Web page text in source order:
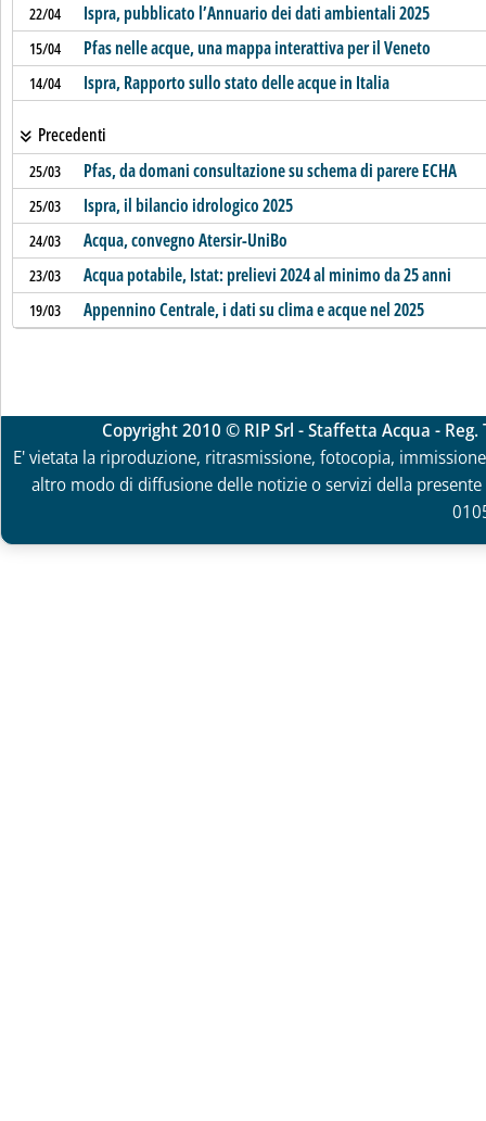
22/04 Ispra, pubblicato l’Annuario dei dati ambientali 2025
15/04 Pfas nelle acque, una mappa interattiva per il Veneto
14/04 Ispra, Rapporto sullo stato delle acque in Italia
Precedenti
25/03 Pfas, da domani consultazione su schema di parere ECHA
25/03 Ispra, il bilancio idrologico 2025
24/03 Acqua, convegno Atersir-UniBo
23/03 Acqua potabile, Istat: prelievi 2024 al minimo da 25 anni
19/03 Appennino Centrale, i dati su clima e acque nel 2025
Copyright 2010 © RIP Srl - Staffetta Acqua -
E' vietata la riproduzione, ritrasmissione, fotocopia,
altro modo di diffusione delle notizie o servizi della